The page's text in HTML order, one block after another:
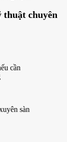
chuyên
cần
sàn